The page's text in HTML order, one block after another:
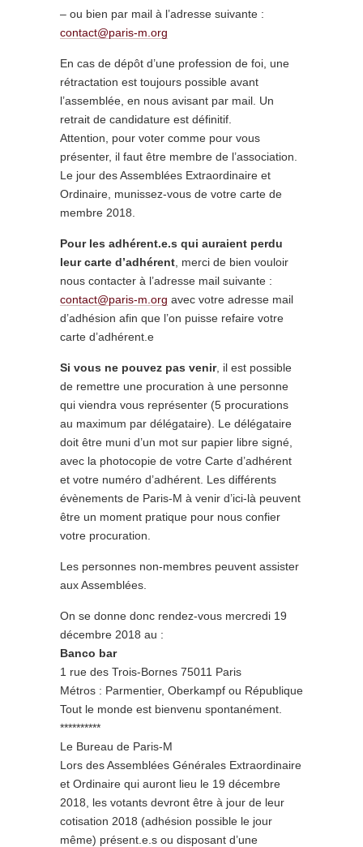
– ou bien par mail à l’adresse suivante :
contact@paris-m.org
En cas de dépôt d’une profession de foi, une
rétractation est toujours possible avant
l’assemblée, en nous avisant par mail. Un
retrait de candidature est définitif.
Attention, pour voter comme pour vous
présenter, il faut être membre de l’association.
Le jour des Assemblées Extraordinaire et
Ordinaire, munissez-vous de votre carte de
membre 2018.
Pour les adhérent.e.s qui auraient perdu
leur carte d’adhérent , merci de bien vouloir
nous contacter à l’adresse mail suivante :
contact@paris-m.org avec votre adresse mail
d’adhésion afin que l’on puisse refaire votre
carte d’adhérent.e
Si vous ne pouvez pas venir, il est possible
de remettre une procuration à une personne
qui viendra vous représenter (5 procurations
au maximum par délégataire). Le délégataire
doit être muni d’un mot sur papier libre signé,
avec la photocopie de votre Carte d’adhérent
et votre numéro d’adhérent. Les différents
évènements de Paris-M à venir d’ici-là peuvent
être un moment pratique pour nous confier
votre procuration.
Les personnes non-membres peuvent assister
aux Assemblées.
On se donne donc rendez-vous mercredi 19
décembre 2018 au :
Banco bar
1 rue des Trois-Bornes 75011 Paris
Métros : Parmentier, Oberkampf ou République
Tout le monde est bienvenu spontanément.
**********
Le Bureau de Paris-M
Lors des Assemblées Générales Extraordinaire
et Ordinaire qui auront lieu le 19 décembre
2018, les votants devront être à jour de leur
cotisation 2018 (adhésion possible le jour
même) présent.e.s ou disposant d’une